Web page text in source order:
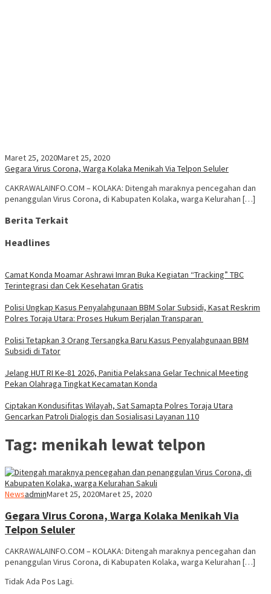
Maret 25, 2020Maret 25, 2020
Gegara Virus Corona, Warga Kolaka Menikah Via Telpon Seluler
CAKRAWALAINFO.COM – KOLAKA: Ditengah maraknya pencegahan dan
penanggulan Virus Corona, di Kabupaten Kolaka, warga Kelurahan […]
Berita Terkait
Headlines
Camat Konda Moamar Ashrawi Imran Buka Kegiatan “Tracking” TBC
Terintegrasi dan Cek Kesehatan Gratis
Polisi Ungkap Kasus Penyalahgunaan BBM Solar Subsidi, Kasat Reskrim
Polres Toraja Utara: Proses Hukum Berjalan Transparan
Polisi Tetapkan 3 Orang Tersangka Baru Kasus Penyalahgunaan BBM
Subsidi di Tator
Jelang HUT RI Ke-81 2026, Panitia Pelaksana Gelar Technical Meeting
Pekan Olahraga Tingkat Kecamatan Konda
Ciptakan Kondusifitas Wilayah, Sat Samapta Polres Toraja Utara
Gencarkan Patroli Dialogis dan Sosialisasi Layanan 110
Tag: menikah lewat telpon
NewsadminMaret 25, 2020Maret 25, 2020
Gegara Virus Corona, Warga Kolaka Menikah Via
Telpon Seluler
CAKRAWALAINFO.COM – KOLAKA: Ditengah maraknya pencegahan dan
penanggulan Virus Corona, di Kabupaten Kolaka, warga Kelurahan […]
Tidak Ada Pos Lagi.